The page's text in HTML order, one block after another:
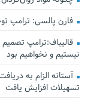
فارن پالسی: ترامپ
قالیباف:ترامپ
نیستیم و نخواهیم بود
تسهیلات افزایش یافت